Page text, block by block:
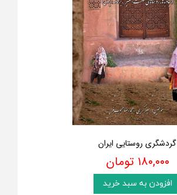
گردشگری روستایی ایران
۱۸۰,۰۰۰ تومان
افزودن به سبد خرید